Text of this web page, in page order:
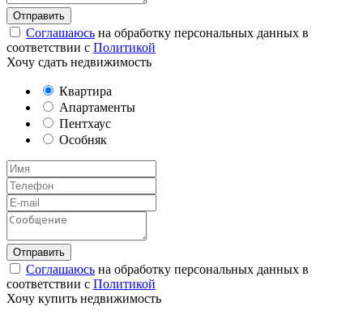
Соглашаюсь на обработку персональных данных в
соответствии с Политикой
Хочу сдать недвижимость
Квартира
Апартаменты
Пентхаус
Особняк
Соглашаюсь на обработку персональных данных в
соответствии с Политикой
Хочу купить недвижимость